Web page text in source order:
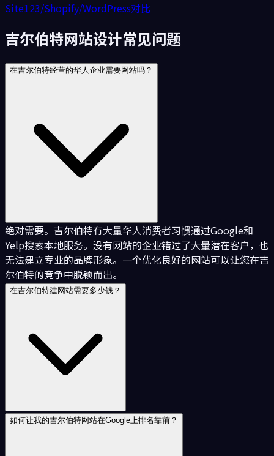
Site123/Shopify/WordPress对比
吉尔伯特网站设计常见问题
在吉尔伯特经营的华人企业需要网站吗？
绝对需要。吉尔伯特有大量华人消费者习惯通过Google和
Yelp搜索本地服务。没有网站的企业错过了大量潜在客户，也
无法建立专业的品牌形象。一个优化良好的网站可以让您在吉
尔伯特的竞争中脱颖而出。
在吉尔伯特建网站需要多少钱？
如何让我的吉尔伯特网站在Google上排名靠前？